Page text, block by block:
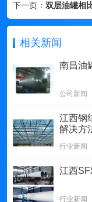
下一页： 双层油罐相
相关新闻
南昌油
公司新闻
江西钢
解决方
行业新闻
江西SF
行业新闻